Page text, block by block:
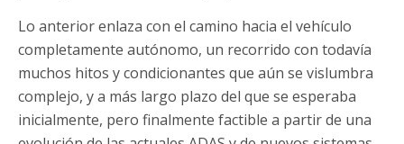
Lo anterior enlaza con el camino hacia el vehículo
completamente autónomo, un recorrido con todavía
muchos hitos y condicionantes que aún se vislumbra
complejo, y a más largo plazo del que se esperaba
inicialmente, pero finalmente factible a partir de una